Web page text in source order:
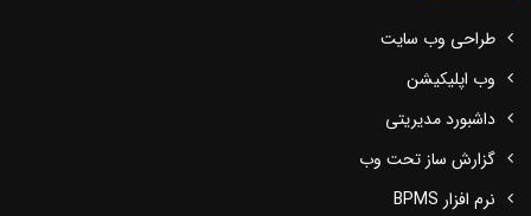
طراحی وب سایت
وب اپلیکیشن
داشبورد مدیریتی
گزارش ساز تحت وب
نرم افزار BPMS